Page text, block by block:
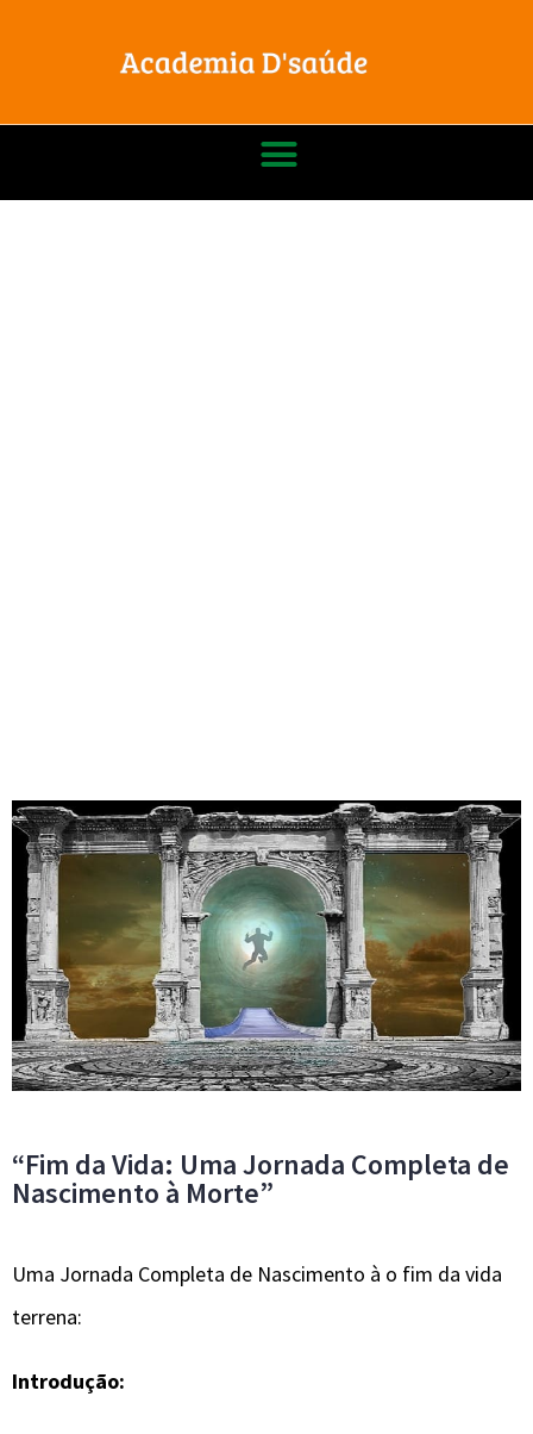
“Fim da Vida: Uma Jornada Completa de
Nascimento à Morte”
Uma Jornada Completa de Nascimento à o fim da vida
terrena:
Introdução: